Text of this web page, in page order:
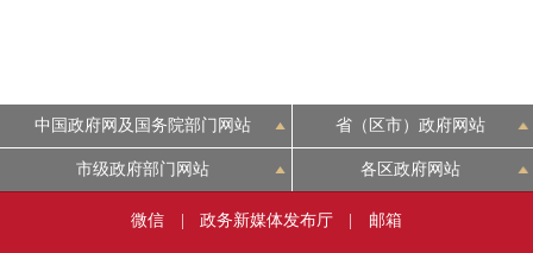
ESPAÑOL
ITALIANO
中国政府网及国务院部门网站 省（区市）政府网站
市级政府部门网站 各区政府网站
微信 政务新媒体发布厅 邮箱